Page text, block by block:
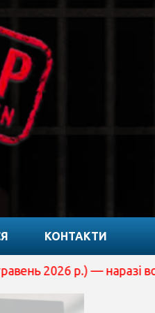
КОНТАКТИ
р.) — наразі